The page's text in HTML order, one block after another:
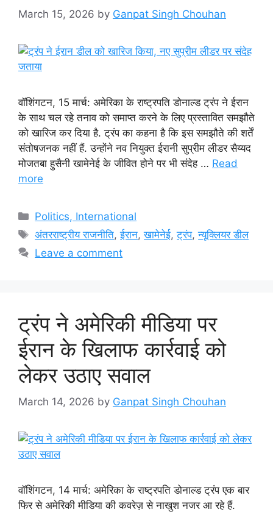
March 15, 2026 by Ganpat Singh Chouhan
वॉशिंगटन, 15 मार्च: अमेरिका के राष्ट्रपति डोनाल्ड ट्रंप ने ईरान
के साथ चल रहे तनाव को समाप्त करने के लिए प्रस्तावित समझौते
को खारिज कर दिया है. ट्रंप का कहना है कि इस समझौते की शर्तें
संतोषजनक नहीं हैं. उन्होंने नव नियुक्त ईरानी सुप्रीम लीडर सैय्यद
मोजतबा हुसैनी खामेनेई के जीवित होने पर भी संदेह … Read
more
Categories
Politics, International
Tags
अंतरराष्ट्रीय राजनीति,ईरान,खामेनेई,ट्रंप,न्यूक्लियर डील
Leave a comment
ट्रंप ने अमेरिकी मीडिया पर
ईरान के खिलाफ कार्रवाई को
लेकर उठाए सवाल
March 14, 2026 by Ganpat Singh Chouhan
वॉशिंगटन, 14 मार्च: अमेरिका के राष्ट्रपति डोनाल्ड ट्रंप एक बार
फिर से अमेरिकी मीडिया की कवरेज़ से नाखुश नजर आ रहे हैं.